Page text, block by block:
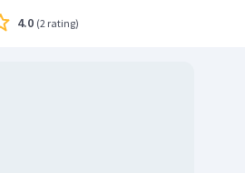
kekuatan dengan
benar, alasan benar, tetapi
4.0 (2 rating)